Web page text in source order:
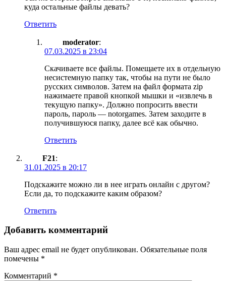
куда остальные файлы девать?
Ответить
moderator:
07.03.2025 в 23:04
Скачиваете все файлы. Помещаете их в отдельную
несистемную папку так, чтобы на пути не было
русских символов. Затем на файл формата zip
нажимаете правой кнопкой мышки и «извлечь в
текущую папку». Должно попросить ввести
пароль, пароль — notorgames. Затем заходите в
получившуюся папку, далее всё как обычно.
Ответить
F21:
31.01.2025 в 20:17
Подскажите можно ли в нее играть онлайн с другом?
Если да, то подскажите каким образом?
Ответить
Добавить комментарий
Ваш адрес email не будет опубликован. Обязательные поля
помечены *
Комментарий *